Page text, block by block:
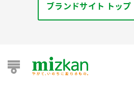
ブランドサイト トップ